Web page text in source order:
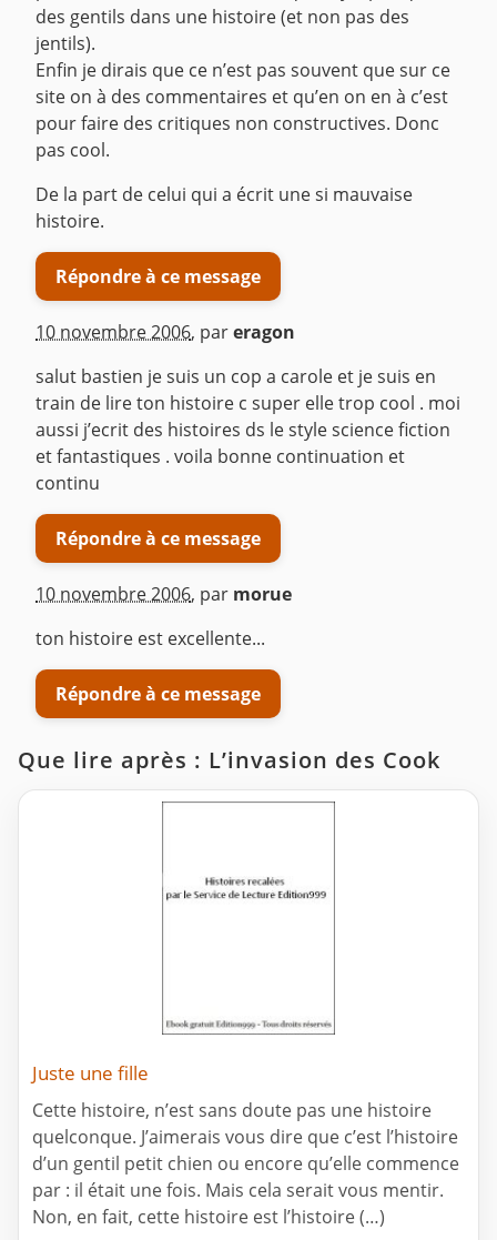
des gentils dans une histoire (et non pas des
jentils).
Enfin je dirais que ce n’est pas souvent que sur ce
site on à des commentaires et qu’en on en à c’est
pour faire des critiques non constructives. Donc
pas cool.
De la part de celui qui a écrit une si mauvaise
histoire.
Répondre à ce message
10 novembre 2006, pareragon
salut bastien je suis un cop a carole et je suis en
train de lire ton histoire c super elle trop cool . moi
aussi j’ecrit des histoires ds le style science fiction
et fantastiques . voila bonne continuation et
continu
Répondre à ce message
10 novembre 2006, par morue
ton histoire est excellente...
Répondre à ce message
Que lire après : L’invasion des Cook
Juste une fille
Cette histoire, n’est sans doute pas une histoire
quelconque. J’aimerais vous dire que c’est l’histoire
d’un gentil petit chien ou encore qu’elle commence
par : il était une fois. Mais cela serait vous mentir.
Non, en fait, cette histoire est l’histoire (…)